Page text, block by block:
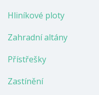
Hliníkové ploty
Zahradní altány
Přístřešky
Zastínění